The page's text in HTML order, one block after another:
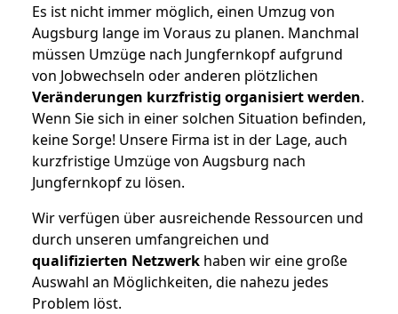
Es ist nicht immer möglich, einen Umzug von
Augsburg lange im Voraus zu planen. Manchmal
müssen Umzüge nach Jungfernkopf aufgrund
von Jobwechseln oder anderen plötzlichen
Veränderungen kurzfristig organisiert werden.
Wenn Sie sich in einer solchen Situation befinden,
keine Sorge! Unsere Firma ist in der Lage, auch
kurzfristige Umzüge von Augsburg nach
Jungfernkopf zu lösen.
Wir verfügen über ausreichende Ressourcen und
durch unseren umfangreichen und
qualifizierten Netzwerk haben wir eine große
Auswahl an Möglichkeiten, die nahezu jedes
Problem löst.